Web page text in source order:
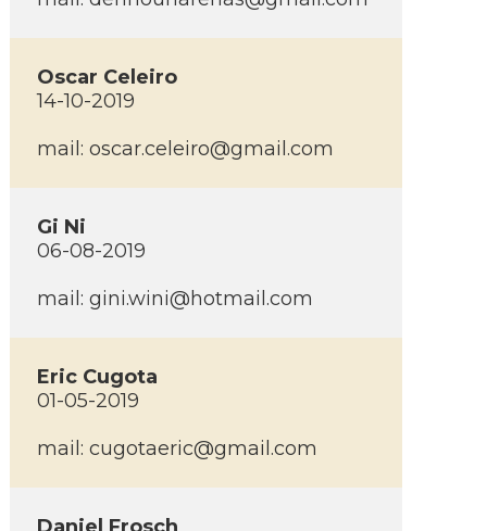
Oscar Celeiro
14-10-2019
mail: oscar.celeiro@gmail.com
Gi Ni
06-08-2019
mail: gini.wini@hotmail.com
Eric Cugota
01-05-2019
mail: cugotaeric@gmail.com